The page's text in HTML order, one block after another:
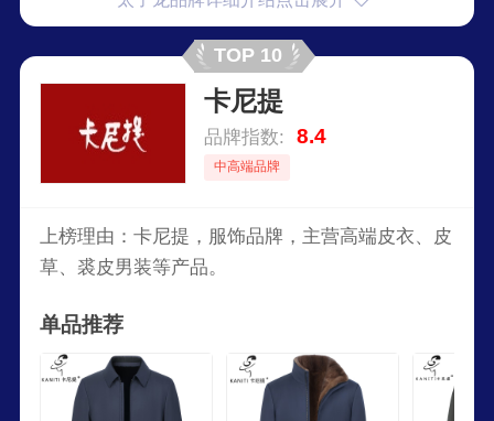
TOP 10
卡尼提
品牌指数: 8.4
中高端品牌
上榜理由：卡尼提，服饰品牌，主营高端皮衣、皮
草、裘皮男装等产品。
单品推荐